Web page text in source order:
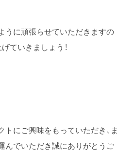
うに頑張らせていただきますの
ていきましょう！
トにご興味をもっていただき、ま
んでいただき誠にありがとうご